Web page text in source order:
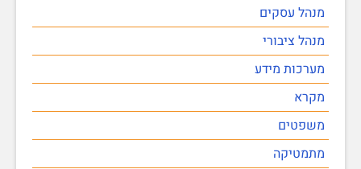
מנהל עסקים
מנהל ציבורי
מערכות מידע
מקרא
משפטים
מתמטיקה